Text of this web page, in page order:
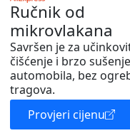
Ručnik od
mikrovlakana
Savršen je za
čišćenje i brzo sušenje
automobila, bez
tragova.
Provjeri cijenu